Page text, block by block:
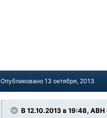
Опубликовано13 октября, 2013
В 12.10.2013 в 19:48, АВН